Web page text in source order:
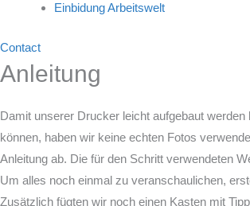
Einbidung Arbeitswelt
Contact
Anleitung
Damit unserer Drucker leicht aufgebaut
können, haben wir keine echten Fotos
Anleitung ab. Die für den Schritt verwendeten
Um alles noch einmal zu veranschaulichen,
Zusätzlich fügten wir noch einen Kasten mit